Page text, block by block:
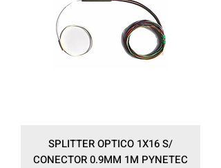
SPLITTER OPTICO 1X16 S/
CONECTOR 0.9MM 1M PYNETEC